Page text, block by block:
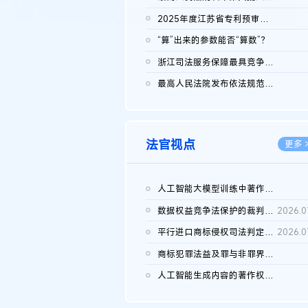
2025年度江苏省专利预审典型案例
“算”出来的参数能否“算数”？
浙江司法服务保障最具竞争力营商环境建设典型案例（第二批）含侵...
最高人民法院发布依法规范平台经营、保护消费者合法权益典型案例...
法官视点 更多
人工智能大模型训练中著作权的合理使用
数据权益竞争法保护的裁判路径构建
平行进口商标侵权司法判定规则的困境与纾解
商标犯罪法益及罪与非罪界限研究
人工智能生成内容的著作权司法认定：演进逻辑、现实困境与规则建...